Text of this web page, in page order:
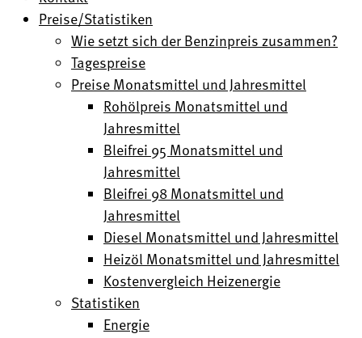
Preise/Statistiken
Wie setzt sich der Benzinpreis zusammen?
Tagespreise
Preise Monatsmittel und Jahresmittel
Rohölpreis Monatsmittel und
Jahresmittel
Bleifrei 95 Monatsmittel und
Jahresmittel
Bleifrei 98 Monatsmittel und
Jahresmittel
Diesel Monatsmittel und Jahresmittel
Heizöl Monatsmittel und Jahresmittel
Kostenvergleich Heizenergie
Statistiken
Energie